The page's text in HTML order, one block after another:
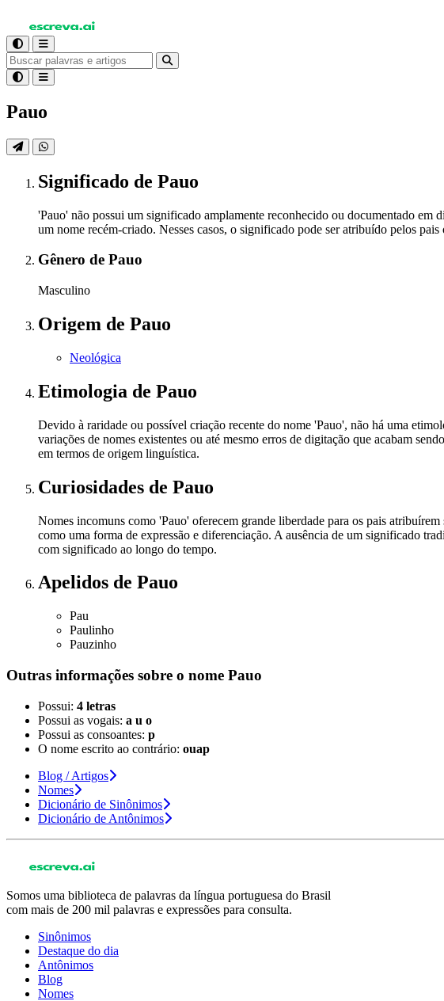
Pauo
Significado de Pauo
'Pauo' não possui um significado amplamente reconhecido ou documentado em
um nome recém-criado. Nesses casos, o significado pode ser atribuído pelos
Gênero de Pauo
Masculino
Origem de Pauo
Neológica
Etimologia de Pauo
Devido à raridade ou possível criação recente do nome 'Pauo', não há uma
variações de nomes existentes ou até mesmo erros de digitação que acabam
em termos de origem linguística.
Curiosidades de Pauo
Nomes incomuns como 'Pauo' oferecem grande liberdade para os pais
como uma forma de expressão e diferenciação. A ausência de um significado
com significado ao longo do tempo.
Apelidos de Pauo
Pau
Paulinho
Pauzinho
Outras informações sobre o nome Pauo
Possui: 4 letras
Possui as vogais: a u o
Possui as consoantes: p
O nome escrito ao contrário: ouap
Blog / Artigos
Nomes
Dicionário de Sinônimos
Dicionário de Antônimos
Somos uma biblioteca de palavras da língua portuguesa do Brasil
com mais de 200 mil palavras e expressões para consulta.
Sinônimos
Destaque do dia
Antônimos
Blog
Nomes